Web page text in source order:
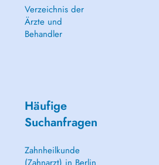
Verzeichnis der
Ärzte und
Behandler
Häufige
Suchanfragen
Zahnheilkunde